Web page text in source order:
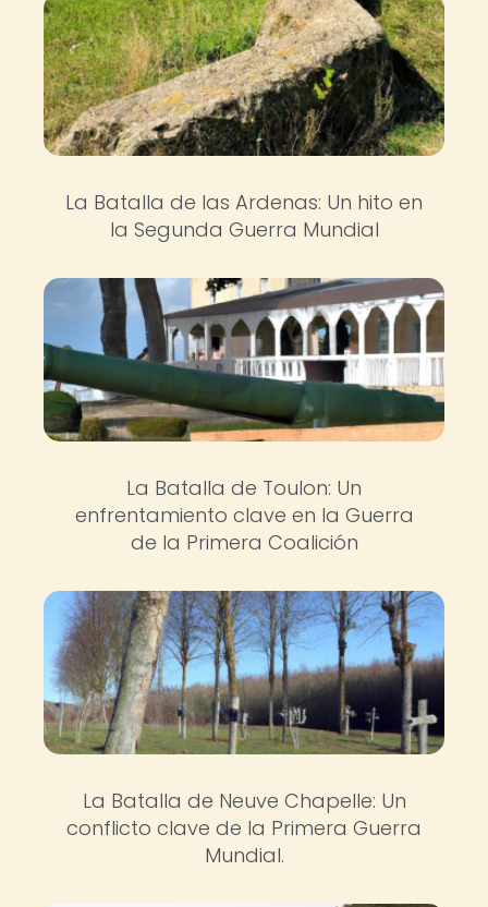
La Batalla de las Ardenas: Un hito en
la Segunda Guerra Mundial
La Batalla de Toulon: Un
enfrentamiento clave en la Guerra
de la Primera Coalición
La Batalla de Neuve Chapelle: Un
conflicto clave de la Primera Guerra
Mundial.